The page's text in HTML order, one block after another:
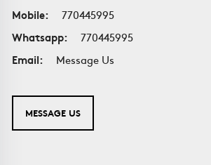
Mobile:
770445995
Whatsapp:
770445995
Email:
Message Us
MESSAGE US